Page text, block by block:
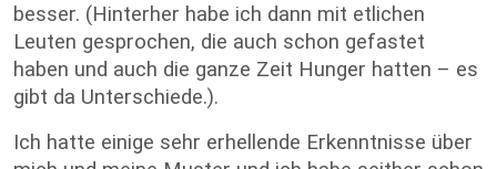
besser. (Hinterher habe ich dann mit etlichen
Leuten gesprochen, die auch schon gefastet
haben und auch die ganze Zeit Hunger hatten – es
gibt da Unterschiede.).
Ich hatte einige sehr erhellende Erkenntnisse über